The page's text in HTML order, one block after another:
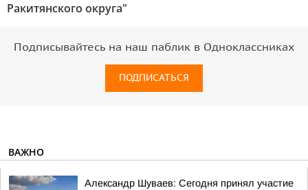
Ракитянского округа"
Подписывайтесь на наш паблик в Одноклассниках
ПОДПИСАТЬСЯ
ВАЖНО
Александр Шуваев: Сегодня принял участие